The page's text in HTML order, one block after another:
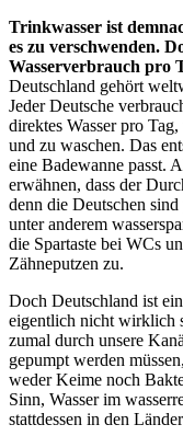
Trinkwasser ist
es zu verschwenden.
Wasserverbrauch pro
Deutschland gehört
Jeder Deutsche
direktes Wasser pro
und zu waschen. Das
eine Badewanne passt.
erwähnen, dass der
denn die Deutschen
unter anderem
die Spartaste bei WCs
Zähneputzen zu.
Doch Deutschland ist
eigentlich nicht wirklich
zumal durch unsere
gepumpt werden
weder Keime noch
Sinn, Wasser im
stattdessen in den